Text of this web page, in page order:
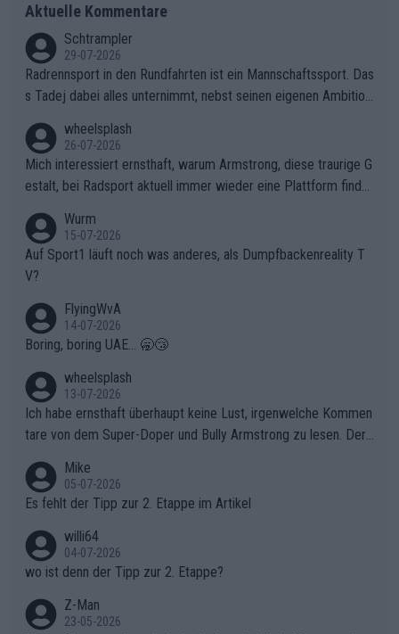
Aktuelle Kommentare
Schtrampler
29-07-2026
Radrennsport in den Rundfahrten ist ein Mannschaftssport. Das
s Tadej dabei alles unternimmt, nebst seinen eigenen Ambition
ganze Team auch mental stark zu machen und konkret am Erf
olg teilzuhaben, ist ihm ganz hoch anzurechnen. Das ist ein Zei
chen weit über den Radsport hinaus.
wheelsplash
26-07-2026
Mich interessiert ernsthaft, warum Armstrong, diese traurige G
estalt, bei Radsport aktuell immer wieder eine Plattform finde
Wurm
15-07-2026
Auf Sport1 läuft noch was anderes, als Dumpfbackenreality T
V?
FlyingWvA
14-07-2026
Boring, boring UAE... 🥱😴
wheelsplash
13-07-2026
Ich habe ernsthaft überhaupt keine Lust, irgenwelche Kommen
tare von dem Super-Doper und Bully Armstrong zu lesen. Der
r die gehört nicht in dieses Medium!
Mike
05-07-2026
Es fehlt der Tipp zur 2. Etappe im Artikel
willi64
04-07-2026
wo ist denn der Tipp zur 2. Etappe?
Z-Man
23-05-2026